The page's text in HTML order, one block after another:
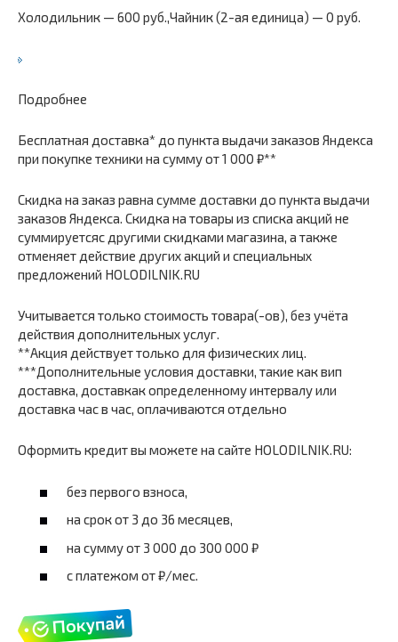
Холодильник — 600 руб.,Чайник (2-ая единица) — 0 руб.
Подробнее
Бесплатная доставка* до пункта выдачи заказов Яндекса
при покупке техники на сумму от 1 000 ₽**
Скидка на заказ равна сумме доставки до пункта выдачи
заказов Яндекса. Скидка на товары из списка акций не
суммируетсяс другими скидками магазина, а также
отменяет действие других акций и специальных
предложений HOLODILNIK.RU
Учитывается только стоимость товара(-ов), без учёта
действия дополнительных услуг.
**Акция действует только для физических лиц.
***Дополнительные условия доставки, такие как вип
доставка, доставкак определенному интервалу или
доставка час в час, оплачиваются отдельно
Оформить кредит вы можете на сайте HOLODILNIK.RU:
без первого взноса,
на срок от 3 до 36 месяцев,
на сумму от 3 000 до 300 000 ₽
с платежом от ₽/мес.